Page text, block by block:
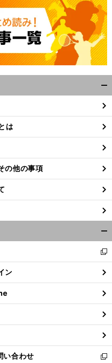
閉
る
は
の他の事項
閉
る
新
し
い
ウ
ィ
ン
ド
ウ
で
開
く
ン
合わせ
新